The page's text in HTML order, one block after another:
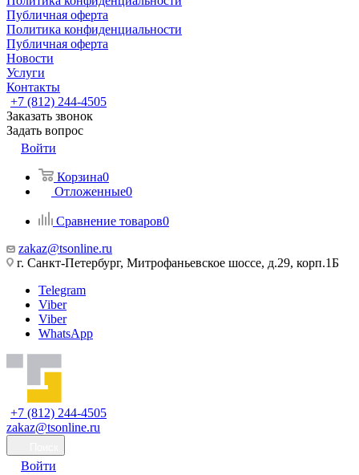
Публичная оферта
Политика конфиденциальности
Публичная оферта
Новости
Услуги
Контакты
+7 (812) 244-4505
Заказать звонок
Задать вопрос
Войти
Корзина0
Отложенные0
Сравнение товаров0
zakaz@tsonline.ru
г. Санкт-Петербург, Митрофаньевское шоссе, д.29, корп.1Б
Telegram
Viber
Viber
WhatsApp
+7 (812) 244-4505
zakaz@tsonline.ru
Войти